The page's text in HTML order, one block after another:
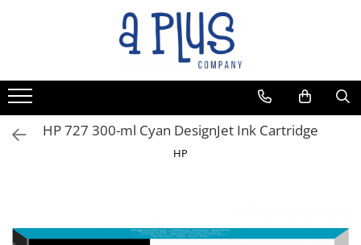
HP 727 300-ml Cyan DesignJet Ink Cartridge
HP